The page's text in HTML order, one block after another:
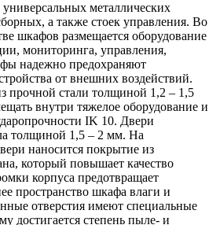
металлических
а также стоек управления. Во
шкафов размещается оборудование
мониторинга, управления,
надежно предохраняют
от внешних воздействий.
прочной стали толщиной 1,2 – 1,5
внутри тяжелое оборудование и
IK 10. Двери
толщиной 1,5 – 2 мм. На
наносится покрытие из
который повышает качество
корпуса предотвращает
пространство шкафа влаги и
отверстия имеют специальные
достигается степень пыле- и